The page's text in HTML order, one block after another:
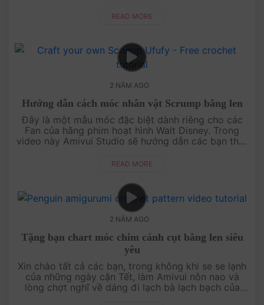
READ MORE
2 NĂM AGO
Hướng dẫn cách móc nhân vật Scrump bằng len
Đây là một mẫu móc đặc biệt dành riêng cho các
Fan của hãng phim hoạt hình Walt Disney. Trong
video này Amivui Studio sẽ hướng dẫn các bạn thật
READ MORE
2 NĂM AGO
Tặng bạn chart móc chim cánh cụt bằng len siêu
yêu
Xin chào tất cả các bạn, trong không khi se se lạnh
của những ngày cận Tết, làm Amivui nôn nao và
lòng chợt nghĩ về dáng đi lạch bà lạch bạch của